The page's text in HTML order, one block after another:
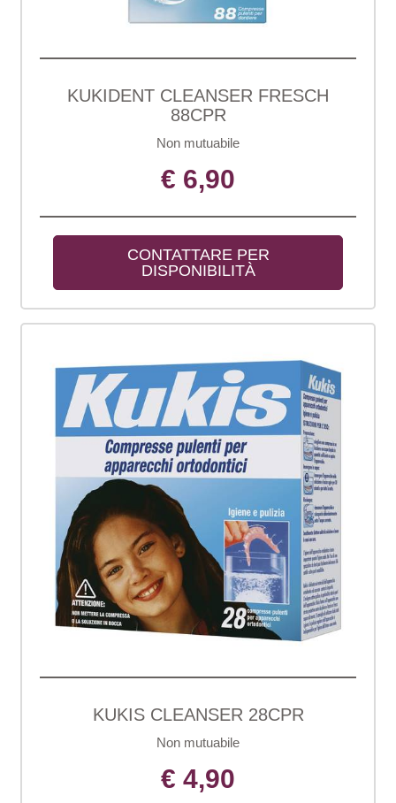
KUKIDENT CLEANSER FRESCH
88CPR
Non mutuabile
€ 6,90
CONTATTARE PER
DISPONIBILITÀ
KUKIS CLEANSER 28CPR
Non mutuabile
€ 4,90